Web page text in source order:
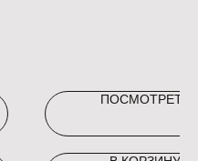
ПОСМОТРЕТЬ